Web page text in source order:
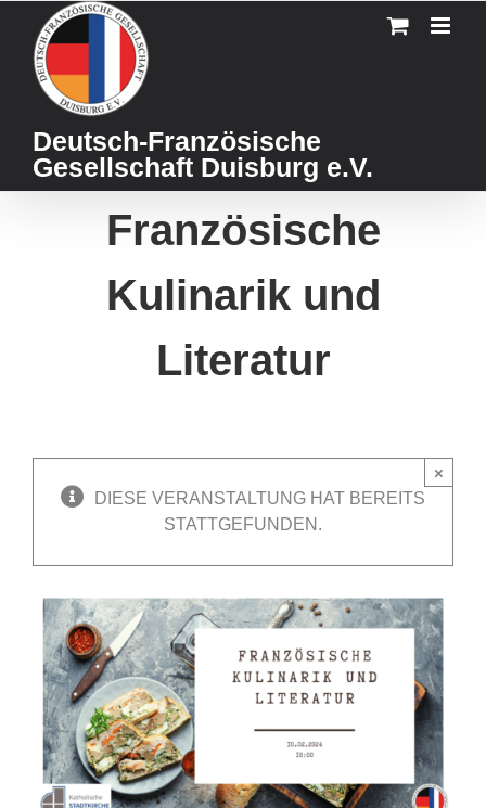
content
Deutsch-Französische
Gesellschaft Duisburg e.V.
Französische
Kulinarik und
Literatur
DIESE VERANSTALTUNG HAT BEREITS
STATTGEFUNDEN.
×